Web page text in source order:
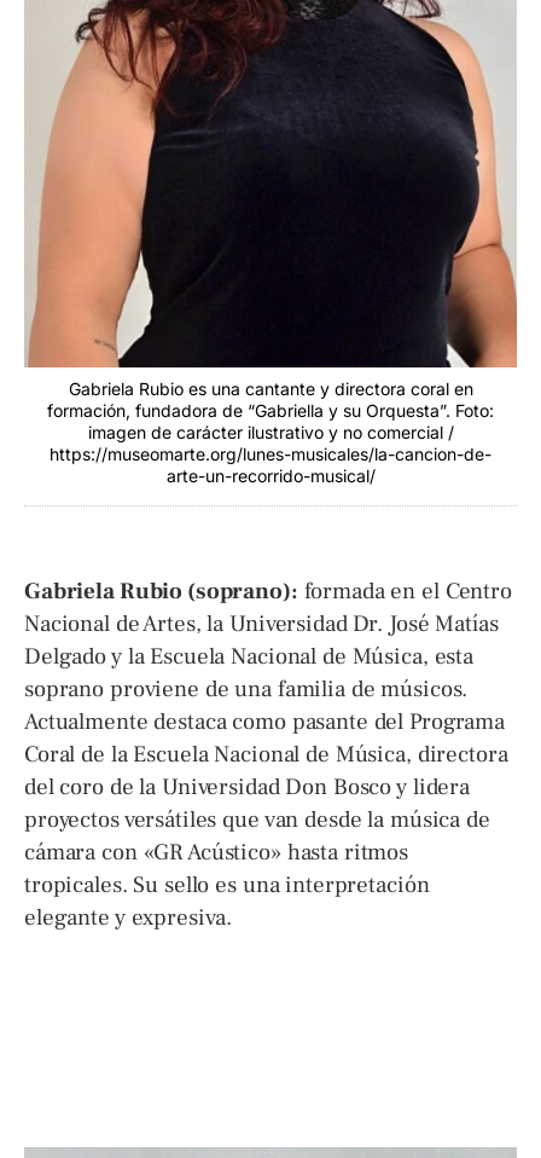
Gabriela Rubio es una cantante y directora coral en
formación, fundadora de “Gabriella y su Orquesta”. Foto:
imagen de carácter ilustrativo y no comercial /
https://museomarte.org/lunes-musicales/la-cancion-de-
arte-un-recorrido-musical/
Gabriela Rubio (soprano): formada en el Centro
Nacional de Artes, la Universidad Dr. José Matías
Delgado y la Escuela Nacional de Música, esta
soprano proviene de una familia de músicos.
Actualmente destaca como pasante del Programa
Coral de la Escuela Nacional de Música, directora
del coro de la Universidad Don Bosco y lidera
proyectos versátiles que van desde la música de
cámara con «GR Acústico» hasta ritmos
tropicales. Su sello es una interpretación
elegante y expresiva.